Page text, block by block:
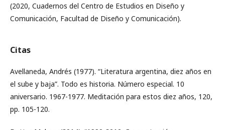
(2020, Cuadernos del Centro de Estudios en Diseño y
Comunicación, Facultad de Diseño y Comunicación).
Citas
Avellaneda, Andrés (1977). “Literatura argentina, diez años en
el sube y baja”. Todo es historia. Número especial. 10
aniversario. 1967-1977. Meditación para estos diez años, 120,
pp. 105-120.